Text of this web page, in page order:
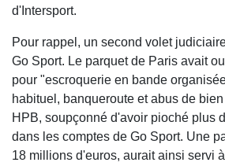
d'Intersport.
Pour rappel, un second volet
Go Sport. Le parquet de Paris avait
pour "escroquerie en bande
habituel, banqueroute et abus de
HPB, soupçonné d'avoir pioché plus
dans les comptes de Go Sport. Une
18 millions d'euros, aurait ainsi servi